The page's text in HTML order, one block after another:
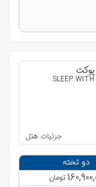
SLEEP
جزئیات هتل
دو تخته
تومان